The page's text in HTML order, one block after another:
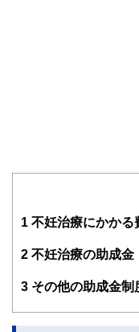
1 不妊治療にかかる
2 不妊治療の助成金
3 その他の助成金制